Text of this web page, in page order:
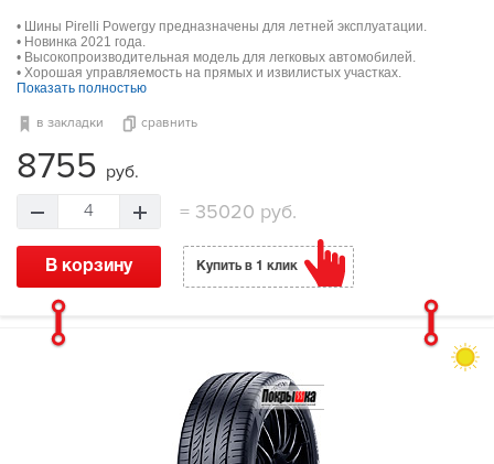
• Шины Pirelli Powergy предназначены для летней эксплуатации.
• Новинка 2021 года.
• Высокопроизводительная модель для легковых автомобилей.
• Хорошая управляемость на прямых и извилистых участках.
Показать полностью
в закладки сравнить
8755 руб.
4 =35020 руб.
В корзину Купить в 1 клик